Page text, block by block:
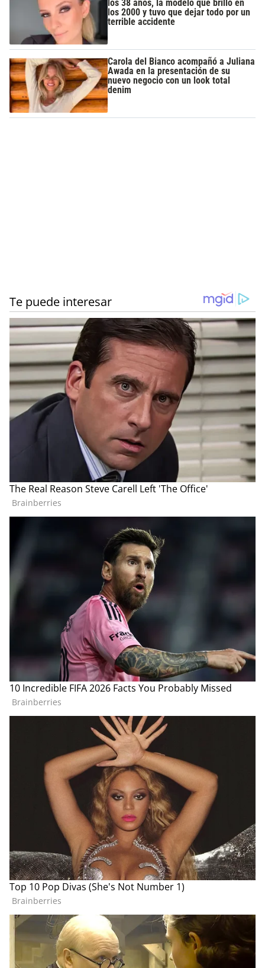
los 38 años, la modelo que brilló en
los 2000 y tuvo que dejar todo por un
terrible accidente
Carola del Bianco acompañó a Juliana
Awada en la presentación de su
nuevo negocio con un look total
denim